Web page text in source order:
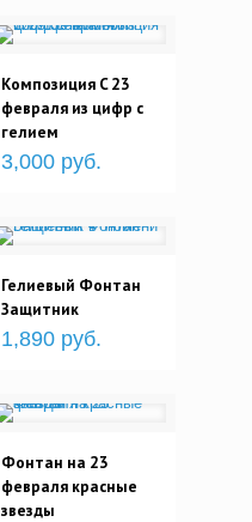
Композиция C 23
февраля из цифр с
гелием
3,000 руб.
Гелиевый Фонтан
Защитник
1,890 руб.
Фонтан на 23
февраля красные
звезды